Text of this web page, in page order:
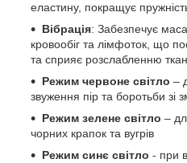
еластину, покращує
Вібрація: Забезпечує
кровообіг та лімфоток, що
та сприяє розслабленню
Режим червоне світло –
звуження пір та боротьби зі
Режим зелене світло –
чорних крапок та вугрів
Режим синє світло - при